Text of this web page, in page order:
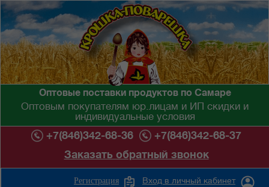
Оптовые поставки продуктов по Самаре
Оптовым покупателям юр.лицам и ИП скидки и
индивидуальные условия
+7(846)342-68-36
+7(846)342-68-37
Заказать обратный звонок
Вход в личный кабинет
Регистрация